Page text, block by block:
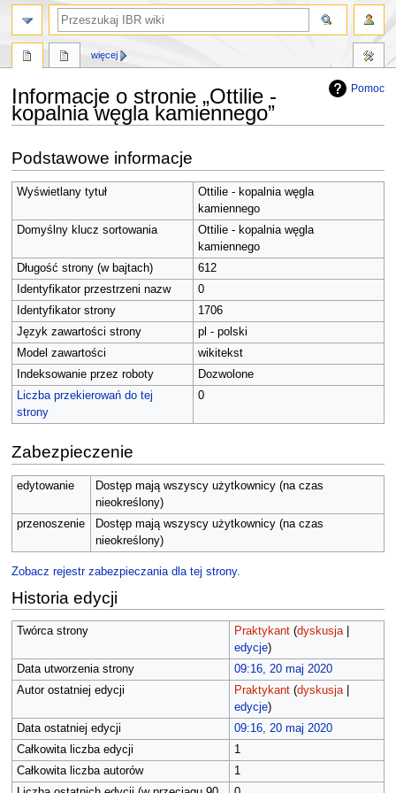
Pomoc
Informacje o stronie „Ottilie -
kopalnia węgla kamiennego”
do
nawigacji
do
wyszukiwania
Podstawowe informacje
Wyświetlany tytuł
Ottilie - kopalnia węgla
kamiennego
Domyślny klucz sortowania
Ottilie - kopalnia węgla
kamiennego
Długość strony (w bajtach)
612
Identyfikator przestrzeni nazw
0
Identyfikator strony
1706
Język zawartości strony
pl - polski
Model zawartości
wikitekst
Indeksowanie przez roboty
Dozwolone
Liczba przekierowań do tej
strony
0
Zabezpieczenie
edytowanie
Dostęp mają wszyscy użytkownicy (na czas
nieokreślony)
przenoszenie
Dostęp mają wszyscy użytkownicy (na czas
nieokreślony)
Zobacz rejestr zabezpieczania dla tej strony.
Historia edycji
Twórca strony Praktykant (dyskusja|
edycje)
Data utworzenia strony
09:16, 20 maj 2020
Autor ostatniej edycji
Praktykant (dyskusja|
edycje)
Data ostatniej edycji
09:16, 20 maj 2020
Całkowita liczba edycji
1
Całkowita liczba autorów
1
więcej
szukaj